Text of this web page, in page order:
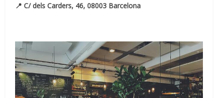
📍C/ dels Carders, 46, 08003 Barcelona